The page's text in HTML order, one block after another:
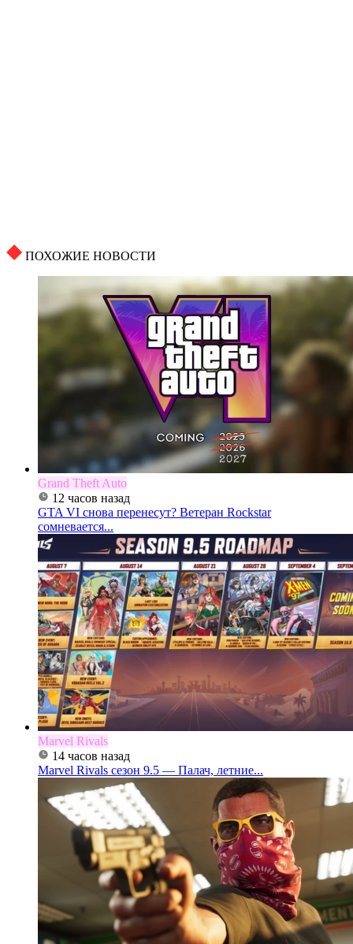
ПОХОЖИЕ НОВОСТИ
Grand Theft Auto
12 часов назад
GTA VI снова перенесут? Ветеран Rockstar
сомневается...
Marvel Rivals
14 часов назад
Marvel Rivals сезон 9.5 — Палач, летние...